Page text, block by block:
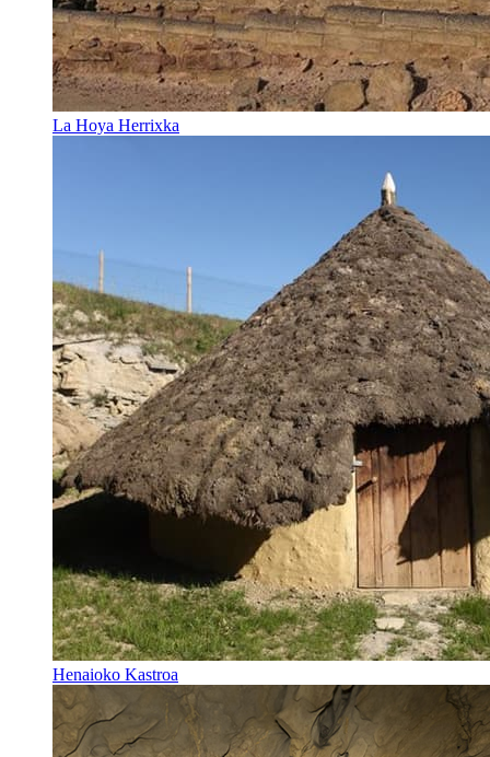
La Hoya Herrixka
Henaioko Kastroa